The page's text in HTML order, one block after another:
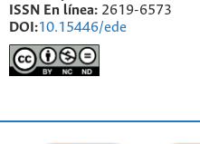
ISSN En línea: 2619-6573
DOI:10.15446/ede